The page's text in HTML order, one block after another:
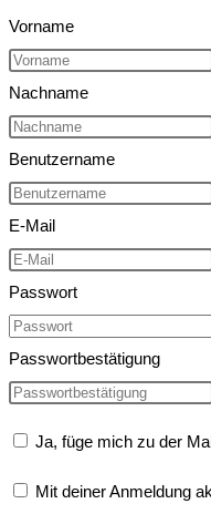
Vorname
Nachname
Benutzername
E-Mail
Passwort
Passwortbestätigung
Ja, füge mich zu der
Mit deiner Anmeldung